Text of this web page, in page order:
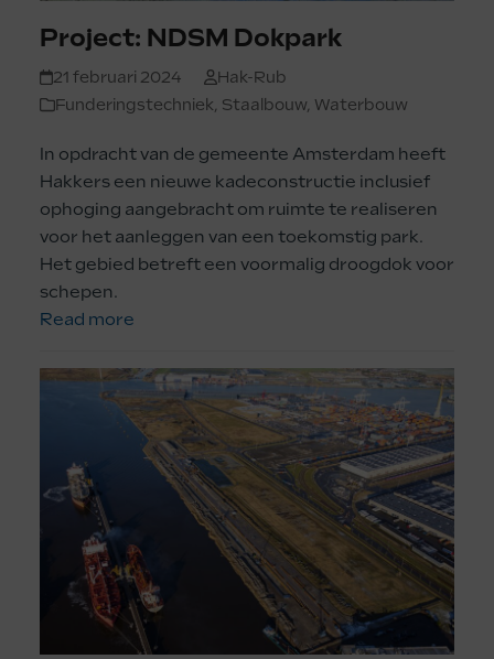
Project: NDSM Dokpark
21 februari 2024
Hak-Rub
Funderingstechniek, Staalbouw, Waterbouw
In opdracht van de gemeente Amsterdam heeft
Hakkers een nieuwe kadeconstructie inclusief
ophoging aangebracht om ruimte te realiseren
voor het aanleggen van een toekomstig park.
Het gebied betreft een voormalig droogdok voor
schepen.
Read more